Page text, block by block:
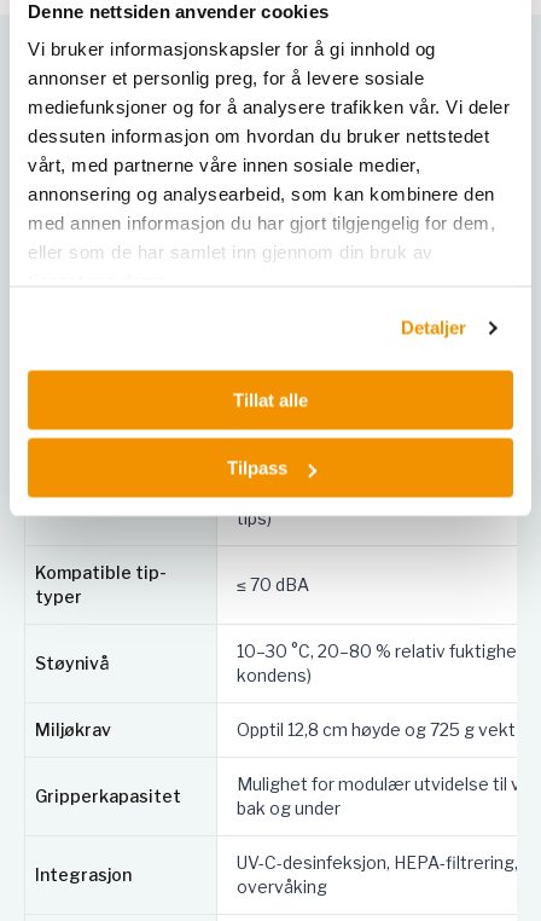
Denne nettsiden anvender cookies
Vi bruker informasjonskapsler for å gi innhold og
annonser et personlig preg, for å levere sosiale
mediefunksjoner og for å analysere trafikken vår. Vi deler
dessuten informasjon om hvordan du bruker nettstedet
vårt, med partnerne våre innen sosiale medier,
annonsering og analysearbeid, som kan kombinere den
med annen informasjon du har gjort tilgjengelig for dem,
eller som de har samlet inn gjennom din bruk av
Detaljer
Tillat alle
Tilpass
Tekniske data
Produktspesifikas
joner
i3
Deck-posisjoner 15 pipetterbare + 5 fleksible
Vekt (basis) 100–240 VAC, 3 A
P20, P50, P250, P1000 og varianter
tips)
Kompatible tip-
typer
≤ 70 dBA
Støynivå
10–30 °C, 20–80 % relativ fuktighet
kondens)
Miljøkrav Opptil 12,8 cm høyde og 725 g vekt
Gripperkapasitet
Mulighet for modulær utvidelse til
bak og under
Integrasjon
UV-C-desinfeksjon, HEPA-filtrering,
overvåking